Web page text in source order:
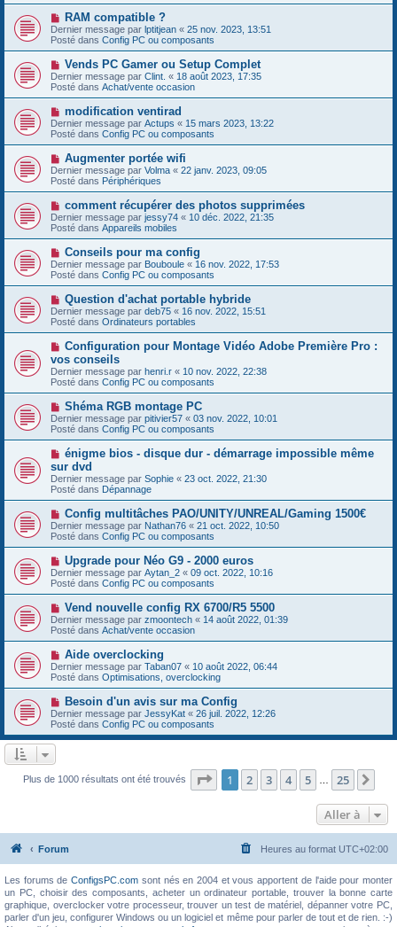
e
e
s
a
g
e
e
a
u
m
e
s
s
a
g
N
o
u
v
e
u
m
e
s
s
a
g
RAM compatible ?
Dernier message par lptitjean « 25 nov. 2023, 13:51
Posté dans Config PC ou composants
N
o
u
v
a
u
m
e
s
s
a
g
Vends PC Gamer ou Setup Complet
Dernier message par Clint. « 18 août 2023, 17:35
Posté dans Achat/vente occasion
N
o
u
v
a
u
m
e
s
s
a
g
e
modification ventirad
Dernier message par Actups « 15 mars 2023, 13:22
Posté dans Config PC ou composants
N
o
u
v
a
u
m
e
s
s
a
g
e
Augmenter portée wifi
Dernier message par Volma « 22 janv. 2023, 09:05
Posté dans Périphériques
N
o
u
v
a
u
m
e
s
s
a
g
e
comment récupérer des photos supprimées
Dernier message par jessy74 « 10 déc. 2022, 21:35
Posté dans Appareils mobiles
N
o
u
v
a
u
m
e
s
s
a
g
e
Conseils pour ma config
Dernier message par Bouboule « 16 nov. 2022, 17:53
Posté dans Config PC ou composants
N
o
u
v
a
u
m
e
s
s
a
g
e
Question d'achat portable hybride
Dernier message par deb75 « 16 nov. 2022, 15:51
Posté dans Ordinateurs portables
N
u
v
e
a
u
m
e
s
s
a
g
e
Configuration pour Montage Vidéo Adobe Première Pro :
vos conseils
Dernier message par henri.r « 10 nov. 2022, 22:38
Posté dans Config PC ou composants
N
o
u
v
a
u
m
e
s
s
g
e
Shéma RGB montage PC
Dernier message par pitivier57 « 03 nov. 2022, 10:01
Posté dans Config PC ou composants
N
u
v
e
a
u
m
e
s
s
g
e
énigme bios - disque dur - démarrage impossible même
sur dvd
Dernier message par Sophie « 23 oct. 2022, 21:30
Posté dans Dépannage
N
o
u
v
e
a
u
m
e
s
s
a
g
Config multitâches PAO/UNITY/UNREAL/Gaming 1500€
Dernier message par Nathan76 « 21 oct. 2022, 10:50
Posté dans Config PC ou composants
N
o
u
v
e
u
m
e
s
s
a
g
e
Upgrade pour Néo G9 - 2000 euros
Dernier message par Aytan_2 « 09 oct. 2022, 10:16
Posté dans Config PC ou composants
N
o
u
v
a
u
m
e
s
a
g
e
Vend nouvelle config RX 6700/R5 5500
Dernier message par zmoontech « 14 août 2022, 01:39
Posté dans Achat/vente occasion
N
o
u
v
e
a
u
m
e
g
Aide overclocking
Dernier message par Taban07 « 10 août 2022, 06:44
Posté dans Optimisations, overclocking
N
o
u
v
e
m
e
Besoin d'un avis sur ma Config
Dernier message par JessyKat « 26 juil. 2022, 12:26
Posté dans Config PC ou composants
Plus de 1000 résultats ont été trouvés Page 1sur25
1 2 3 4 5 25
Aller à
Forum Heures au format UTC+02:00
Les forums deConfigsPC.com sont nés en 2004 et vous apportent de l'aide pour monter
un PC, choisir des composants, acheter un ordinateur portable, trouver la bonne carte
graphique, overclocker votre processeur, trouver un test de matériel, dépanner votre PC,
parler d'un jeu, configurer Windows ou un logiciel et même pour parler de tout et de rien. :-)